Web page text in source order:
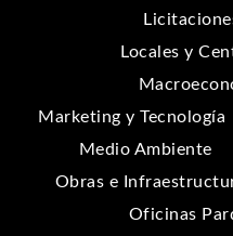
Locales y
Marketing y Tecnología
Medio Ambiente
Obras e
Oficinas